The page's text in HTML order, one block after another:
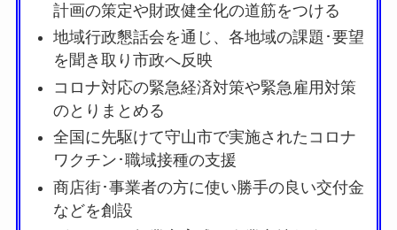
計画の策定や財政健全化の道筋をつける
地域行政懇話会を通じ、各地域の課題･要望
を聞き取り市政へ反映
コロナ対応の緊急経済対策や緊急雇用対策
のとりまとめる
全国に先駆けて守山市で実施されたコロナ
ワクチン･職域接種の支援
商店街･事業者の方に使い勝手の良い交付金
などを創設